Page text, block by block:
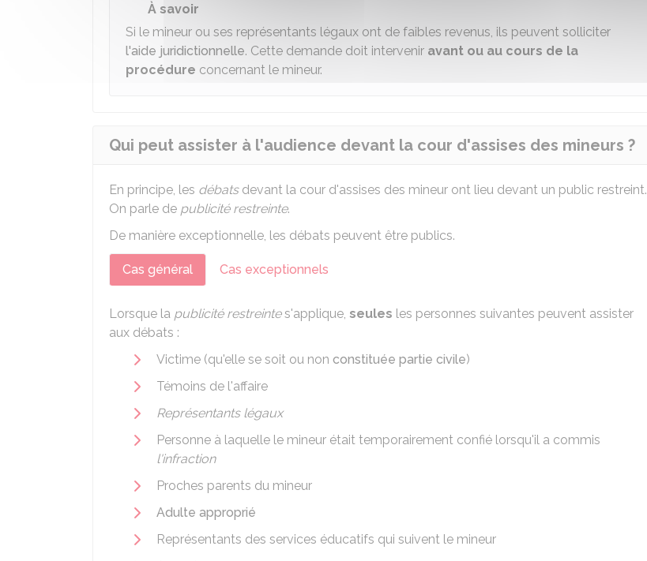
À savoir
Si le mineur ou ses représentants légaux ont de faibles revenus, ils peuvent solliciter
l'aide juridictionnelle. Cette demande doit intervenir avant ou au cours de la
procédure concernant le mineur.
Qui peut assister à l'audience devant la cour d'assises des mineurs ?
En principe, les débatsdevant la cour d'assises des mineur ont lieu devant un public restreint.
On parle de publicité restreinte.
De manière exceptionnelle, les débats peuvent être publics.
Cas général Cas exceptionnels
Lorsque la publicité restreintes'applique, seules les personnes suivantes peuvent assister
aux débats :
Victime (qu'elle se soit ou non constituée partie civile)
Témoins de l'affaire
Représentants légaux
Personne à laquelle le mineur était temporairement confié lorsqu'il a commis
l'infraction
Proches parents du mineur
Adulte approprié
Représentants des services éducatifs qui suivent le mineur